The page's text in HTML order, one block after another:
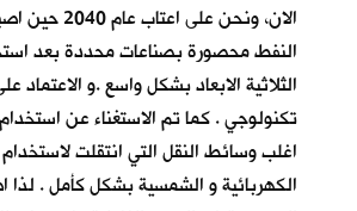
الان، ونحن على
النفط محصورة بصناعات محددة بعد
الثلاثية الابعاد بشكل واسع .و الاعتماد
تكنولوجي . كما تم الاستغناء عن
اغلب وسائط النقل التي انتقلت
الكهربائية و الشمسية بشكل كأمل . لذا